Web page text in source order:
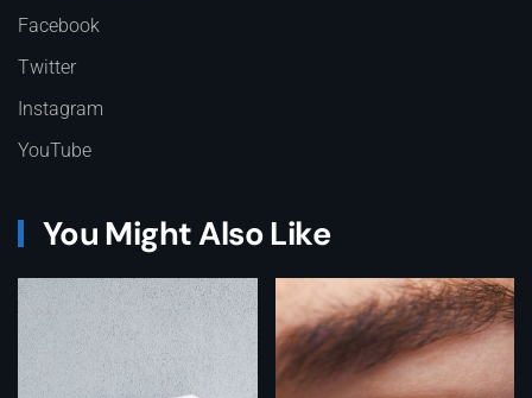
Facebook
Twitter
Instagram
YouTube
You Might Also Like